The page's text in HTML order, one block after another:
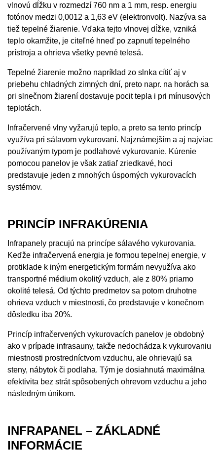
vlnovú dĺžku v rozmedzí 760 nm a 1 mm, resp. energiu
fotónov medzi 0,0012 a 1,63 eV (elektronvolt). Nazýva sa
tiež tepelné žiarenie. Vďaka tejto vlnovej dĺžke, vzniká
teplo okamžite, je citeľné hneď po zapnutí tepelného
prístroja a ohrieva všetky pevné telesá.
Tepelné žiarenie možno napríklad zo slnka cítiť aj v
priebehu chladných zimných dní, preto napr. na horách sa
pri slnečnom žiarení dostavuje pocit tepla i pri mínusových
teplotách.
Infračervené vlny vyžarujú teplo, a preto sa tento princíp
využíva pri sálavom vykurovaní. Najznámejším a aj najviac
používaným typom je podlahové vykurovanie. Kúrenie
pomocou panelov je však zatiaľ zriedkavé, hoci
predstavuje jeden z mnohých úsporných vykurovacích
systémov.
PRINCÍP INFRAKÚRENIA
Infrapanely pracujú na princípe sálavého vykurovania.
Keďže infračervená energia je formou tepelnej energie, v
protiklade k iným energetickým formám nevyužíva ako
transportné médium okolitý vzduch, ale z 80% priamo
okolité telesá. Od týchto predmetov sa potom druhotne
ohrieva vzduch v miestnosti, čo predstavuje v konečnom
dôsledku iba 20%.
Princíp infračervených vykurovacích panelov je obdobný
ako v prípade infrasauny, takže nedochádza k vykurovaniu
miestnosti prostredníctvom vzduchu, ale ohrievajú sa
steny, nábytok či podlaha. Tým je dosiahnutá maximálna
efektivita bez strát spôsobených ohrevom vzduchu a jeho
následným únikom.
INFRAPANEL – ZÁKLADNÉ
INFORMÁCIE